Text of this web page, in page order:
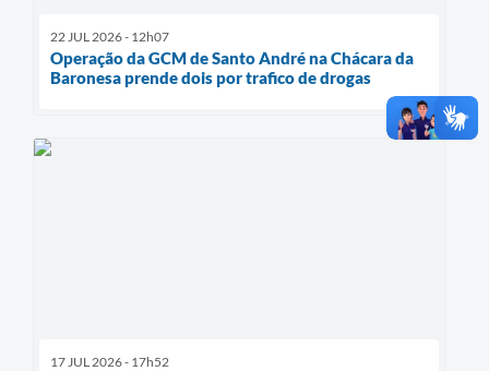
22 JUL 2026 - 12h07
Operação da GCM de Santo André na Chácara da
Baronesa prende dois por trafico de drogas
17 JUL 2026 - 17h52